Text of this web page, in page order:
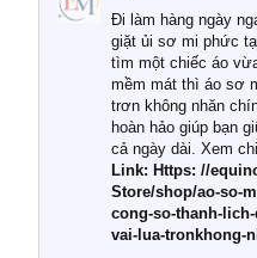
đình? Hãy cùng
giải đáp chi tiết qua
1. Tại sao các gia
chuộng chăn ga gối
Khác với các dòng
thường, những bộ
cao cấp trải qua quy
nghiêm ngặt từ
liệu tự nhiên đến
nhuộm hiện đại
Đi làm hàng ngày
giặt ủi sơ mi phức
tìm một chiếc áo
mềm mát thì áo sơ
trơn không nhăn
hoàn hảo giúp bạn
cả ngày dài. Xem
Link: Https: //
Store/shop/ao-so-
cong-so-thanh-
vai-lua-tronkhong-